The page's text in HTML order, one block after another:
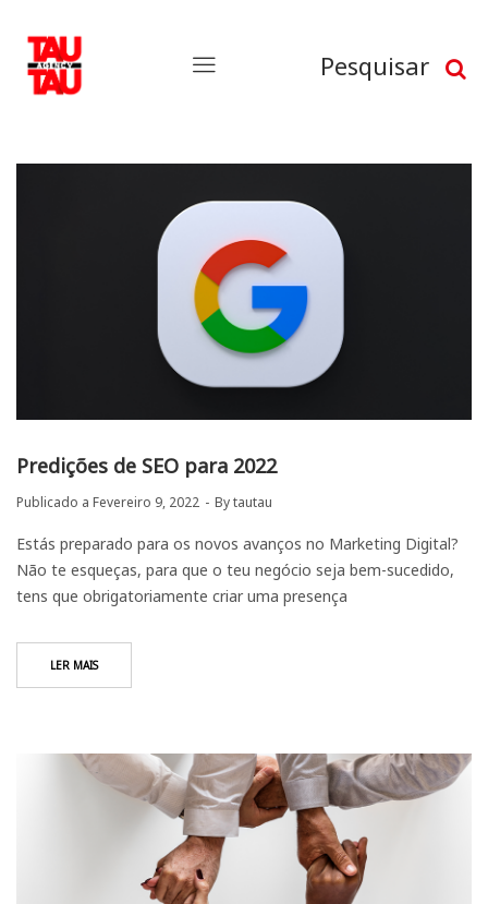
Pesquisar
Predições de SEO para 2022
Publicado a Fevereiro 9, 2022 Bytautau
Estás preparado para os novos avanços no Marketing Digital?
Não te esqueças, para que o teu negócio seja bem-sucedido,
tens que obrigatoriamente criar uma presença
LER MAIS